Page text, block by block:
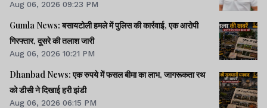
Aug 06, 2026 09:23 PM
Gumla News: बसायटोली हमले में पुलिस की कार्रवाई, एक आरोपी
गिरफ्तार, दूसरे की तलाश जारी
Aug 06, 2026 10:21 PM
Dhanbad News: एक रुपये में फसल बीमा का लाभ, जागरूकता रथ
को डीसी ने दिखाई हरी झंडी
Aug 06, 2026 06:15 PM